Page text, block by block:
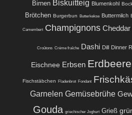
Birnen Biskuitteig Blumenkohl
Brötchen Burgerbun Butterkekse Buttermilch
Camembert Champignons Cheddar
Croûtons Crème fraîche Dashi Dill Dinner
Eischnee Erbsen
Fischstäbchen Fladenbrot Fondant
Garnelen Gemüsebrühe
Gouda griechischer Joghurt Grieß